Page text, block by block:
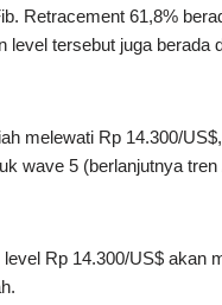
Retracement 61,8%
level tersebut juga berada
melewati Rp 14.300/
wave 5 (berlanjutnya tren
Rp 14.300/US$ akan